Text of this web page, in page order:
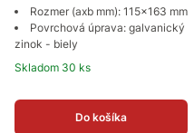
Rozmer (axb mm): 115x163 mm
Povrchová úprava: galvanický
zinok - biely
Skladom 30 ks
Do košíka